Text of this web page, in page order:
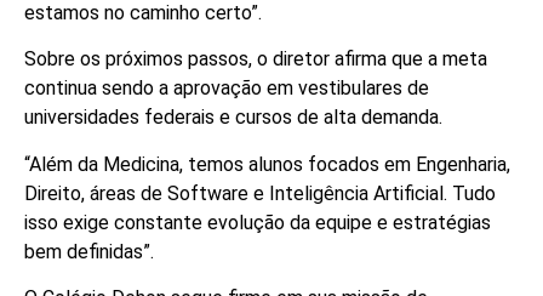
estamos no caminho certo”.
Sobre os próximos passos, o diretor afirma que a meta
continua sendo a aprovação em vestibulares de
universidades federais e cursos de alta demanda.
“Além da Medicina, temos alunos focados em Engenharia,
Direito, áreas de Software e Inteligência Artificial. Tudo
isso exige constante evolução da equipe e estratégias
bem definidas”.